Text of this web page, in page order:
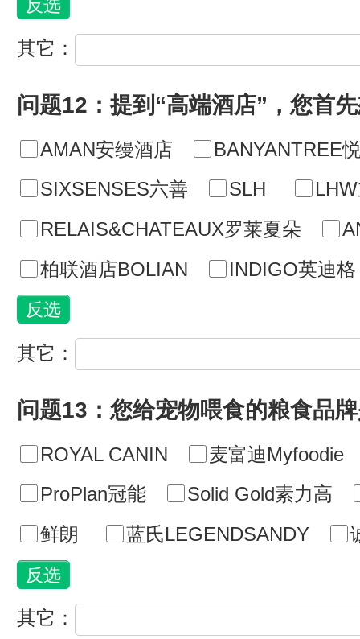
其它：
问题12：提到“高端酒店”，您首
AMAN安缦酒店
BANYANTREE
SIXSENSES六善
SLH
RELAIS&CHATEAUX罗莱夏朵
柏联酒店BOLIAN
INDIGO英迪格
其它：
问题13：您给宠物喂食的粮食品
ROYAL CANIN
麦富迪Myfoodie
ProPlan冠能
Solid Gold素力高
鲜朗
蓝氏LEGENDSANDY
其它：